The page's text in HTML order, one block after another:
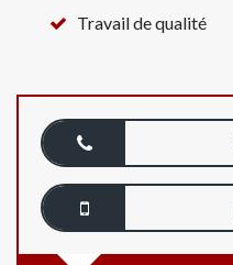
Travail de qualité